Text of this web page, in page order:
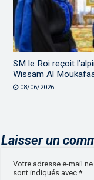
SM le Roi reçoit
Wissam Al
08/06/2026
Laisser un
Votre adresse e-mail
sont indiqués avec*